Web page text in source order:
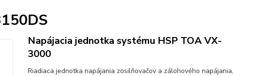
Napájacia jednotka systému HSP TOA VX-
3000
Riadiaca jednotka napájania zosilňovačov a zálohového napájania,